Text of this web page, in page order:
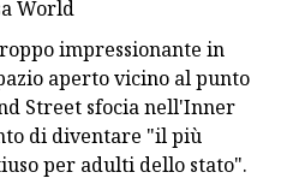
World
impressionante in
aperto vicino al punto
Street sfocia nell'Inner
di diventare "il più
per adulti dello stato".